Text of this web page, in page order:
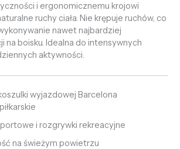
i ergonomicznemu krojowi
ruchy ciała. Nie krępuje ruchów, co
nawet najbardziej
na boisku. Idealna do intensywnych
aktywności.
wyjazdowej Barcelona
i rozgrywki rekreacyjne
na świeżym powietrzu